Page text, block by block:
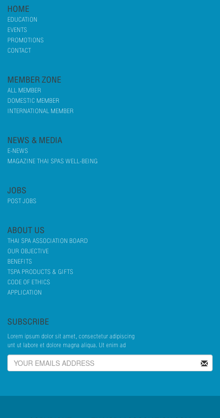
HOME
EDUCATION
EVENTS
PROMOTIONS
CONTACT
MEMBER ZONE
ALL MEMBER
DOMESTIC MEMBER
INTERNATIONAL MEMBER
NEWS & MEDIA
E-NEWS
MAGAZINE THAI SPAS WELL-BEING
JOBS
POST JOBS
ABOUT US
THAI SPA ASSOCIATION BOARD
OUR OBJECTIVE
BENEFITS
TSPA PRODUCTS & GIFTS
CODE OF ETHICS
APPLICATION
SUBSCRIBE
Lorem ipsum dolor sit amet, consectetur adipiscing
unt ut labore et dolore magna aliqua. Ut enim ad